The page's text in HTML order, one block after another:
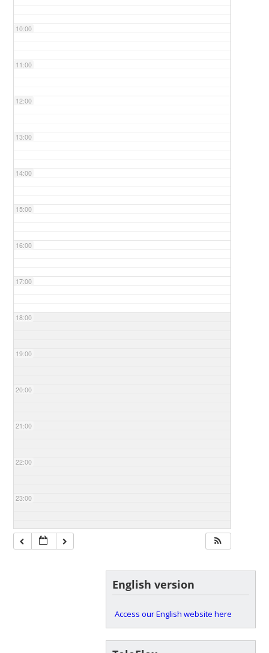
10:00
11:00
12:00
13:00
14:00
15:00
16:00
17:00
18:00
19:00
20:00
21:00
22:00
23:00
English version
Access our English website here